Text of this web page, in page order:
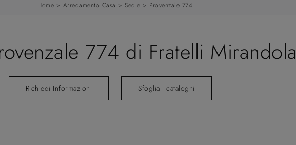
Home > Arredamento Casa > Sedie > Provenzale 774
774 di Fratelli Mirandola
Richiedi Informazioni Sfoglia i cataloghi